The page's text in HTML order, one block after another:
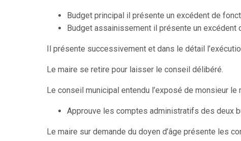
Budget principal il présente un excédent de
Budget assainissement il présente un excédent
Il présente successivement et dans le détail
Le maire se retire pour laisser le conseil délibéré.
Le conseil municipal entendu l’exposé de monsieur
Approuve les comptes administratifs des deux
Le maire sur demande du doyen d’âge présente les